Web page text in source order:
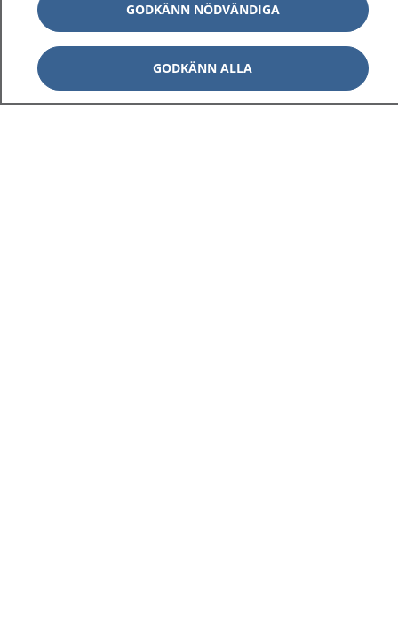
GODKÄNN NÖDVÄNDIGA
GODKÄNN ALLA